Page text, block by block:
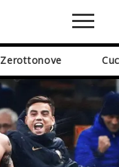
Zerottonove